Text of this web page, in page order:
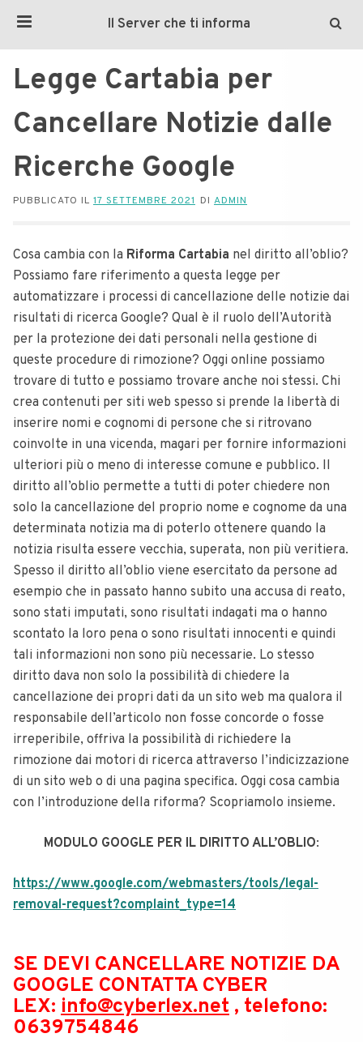
Il Server che ti informa
Legge Cartabia per
Cancellare Notizie dalle
Ricerche Google
PUBBLICATO IL 17 SETTEMBRE 2021 DI ADMIN
Cosa cambia con la Riforma Cartabia nel diritto all’oblio?
Possiamo fare riferimento a questa legge per
automatizzare i processi di cancellazione delle notizie dai
risultati di ricerca Google? Qual è il ruolo dell’Autorità
per la protezione dei dati personali nella gestione di
queste procedure di rimozione? Oggi online possiamo
trovare di tutto e possiamo trovare anche noi stessi. Chi
crea contenuti per siti web spesso si prende la libertà di
inserire nomi e cognomi di persone che si ritrovano
coinvolte in una vicenda, magari per fornire informazioni
ulteriori più o meno di interesse comune e pubblico. Il
diritto all’oblio permette a tutti di poter chiedere non
solo la cancellazione del proprio nome e cognome da una
determinata notizia ma di poterlo ottenere quando la
notizia risulta essere vecchia, superata, non più veritiera.
Spesso il diritto all’oblio viene esercitato da persone ad
esempio che in passato hanno subito una accusa di reato,
sono stati imputati, sono risultati indagati ma o hanno
scontato la loro pena o sono risultati innocenti e quindi
tali informazioni non sono più necessarie. Lo stesso
diritto dava non solo la possibilità di chiedere la
cancellazione dei propri dati da un sito web ma qualora il
responsabile dell’articolo non fosse concorde o fosse
irreperibile, offriva la possibilità di richiedere la
rimozione dai motori di ricerca attraverso l’indicizzazione
di un sito web o di una pagina specifica. Oggi cosa cambia
con l’introduzione della riforma? Scopriamolo insieme.
MODULO GOOGLE PER IL DIRITTO ALL’OBLIO:
https://www.google.com/webmasters/tools/legal-
removal-request?complaint_type=14
SE DEVI CANCELLARE NOTIZIE DA
GOOGLE CONTATTA CYBER
LEX: info@cyberlex.net , telefono:
0639754846